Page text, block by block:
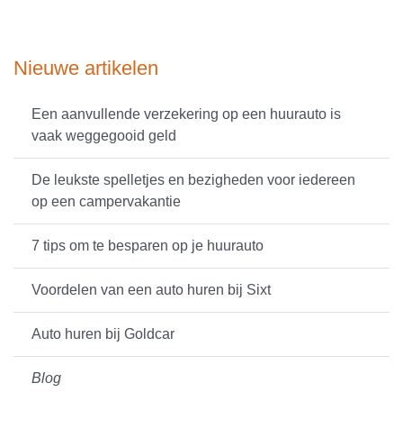
Nieuwe artikelen
Een aanvullende verzekering op een huurauto is
vaak weggegooid geld
De leukste spelletjes en bezigheden voor iedereen
op een campervakantie
7 tips om te besparen op je huurauto
Voordelen van een auto huren bij Sixt
Auto huren bij Goldcar
Blog